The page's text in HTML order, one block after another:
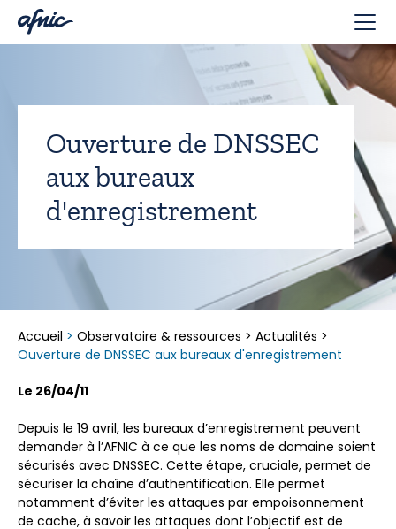
Ouverture de DNSSEC
aux bureaux
d'enregistrement
Accueil > Observatoire & ressources > Actualités >
Ouverture de DNSSEC aux bureaux d'enregistrement
Le 26/04/11
Depuis le 19 avril, les bureaux d’enregistrement peuvent
demander à l’AFNIC à ce que les noms de domaine soient
sécurisés avec DNSSEC. Cette étape, cruciale, permet de
sécuriser la chaîne d’authentification. Elle permet
notamment d’éviter les attaques par empoisonnement
de cache, à savoir les attaques dont l’objectif est de
Panneau de gestion des cookies